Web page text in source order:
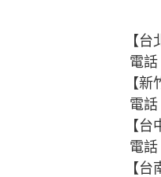
示中心】（
展示中
6681000 地
展示中
22977700
展示中